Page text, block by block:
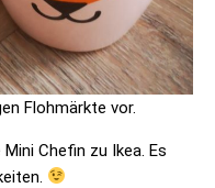
Flohmärkte vor.
Chefin zu Ikea. Es